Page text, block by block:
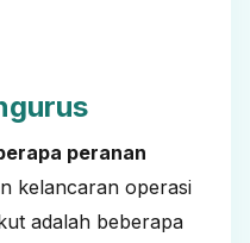
peranan
kelancaran operasi
adalah beberapa